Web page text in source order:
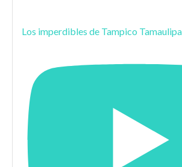
Los imperdibles de Tampico